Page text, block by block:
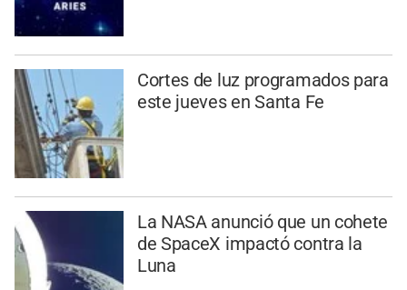
Cortes de luz programados para
este jueves en Santa Fe
La NASA anunció que un cohete
de SpaceX impactó contra la
Luna